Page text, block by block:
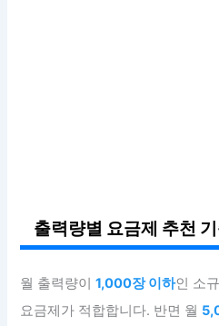
출력량별 요금제 추천
월 출력량이1,000장 이하인 소
요금제가 적합합니다. 반면 월